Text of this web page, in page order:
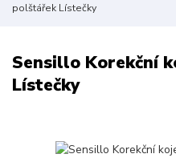
polštářek Lístečky
Sensillo Korekční
Lístečky